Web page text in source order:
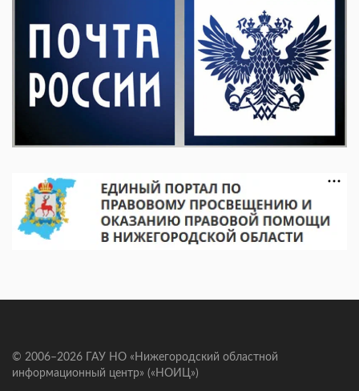
© 2006–2026 ГАУ НО «Нижегородский областной
информационный центр» («НОИЦ»)